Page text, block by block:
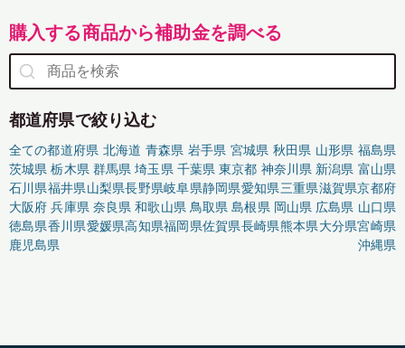
購入する商品から補助金を調べる
都道府県で絞り込む
全ての都道府県 北海道 青森県 岩手県 宮城県 秋田県 山形県 福島県
茨城県 栃木県 群馬県 埼玉県 千葉県 東京都 神奈川県 新潟県 富山県
石川県福井県山梨県長野県岐阜県静岡県愛知県三重県滋賀県京都府
大阪府 兵庫県 奈良県 和歌山県 鳥取県 島根県 岡山県 広島県 山口県
徳島県香川県愛媛県高知県福岡県佐賀県長崎県熊本県大分県宮崎県
鹿児島県
沖縄県